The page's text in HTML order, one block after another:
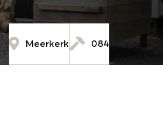
Meerkerk 084